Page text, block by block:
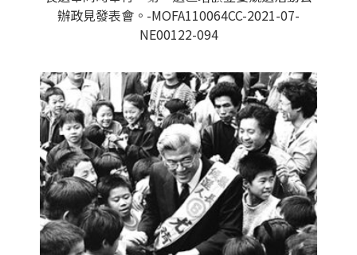
辦政見發表會。-MOFA110064CC-2021-07-
NE00122-094